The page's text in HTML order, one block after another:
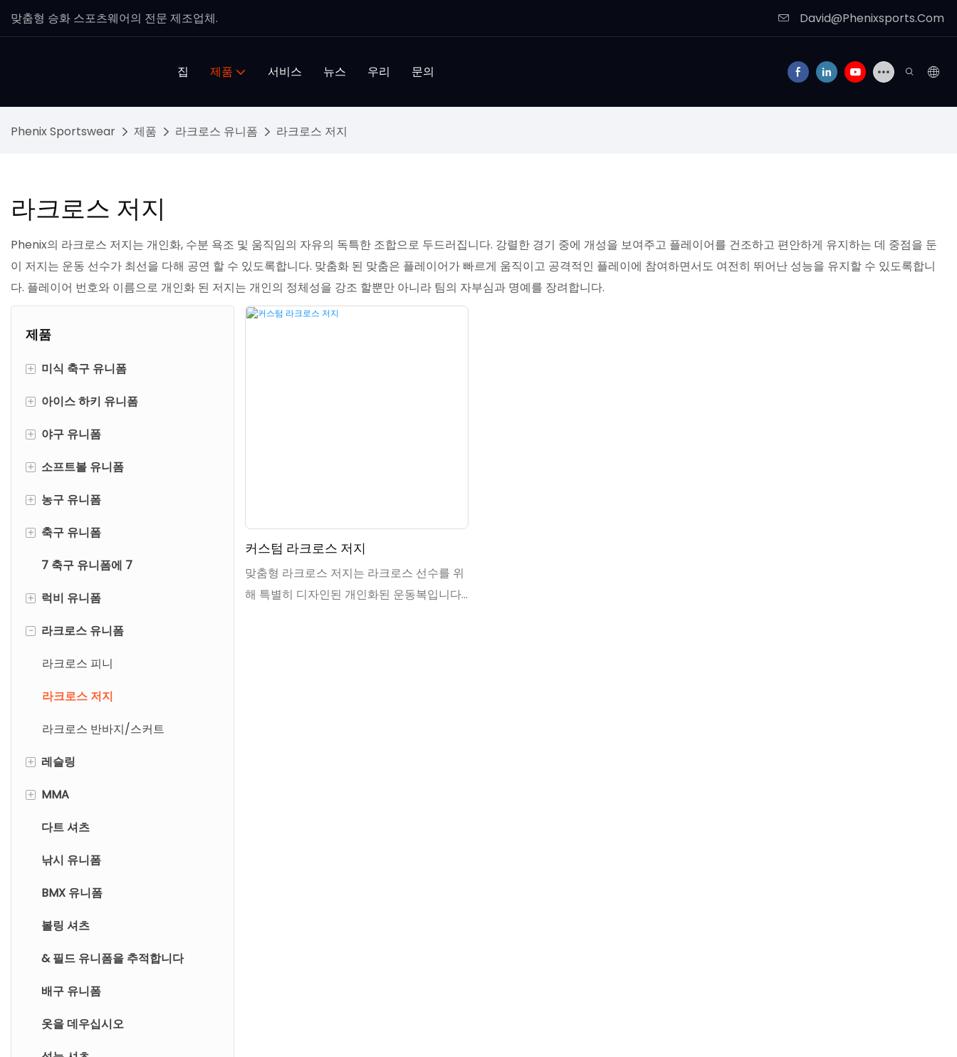
맞춤형 승화 스포츠웨어의 전문 제조업체. David@Phenixsports.Com
집 제품 서비스 뉴스 우리 문의
Phenix Sportswear 제품 라크로스 유니폼 라크로스 저지
라크로스 저지
Phenix의 라크로스 저지는 개인화, 수분 욕조 및 움직임의 자유의 독특한 조합으로 두드러집니다. 강렬한 경기 중에 개성을 보여주고 플레이어를 건조하고 편안하게 유지하는 데 중점을 둔
이 저지는 운동 선수가 최선을 다해 공연 할 수 있도록합니다. 맞춤화 된 맞춤은 플레이어가 빠르게 움직이고 공격적인 플레이에 참여하면서도 여전히 뛰어난 성능을 유지할 수 있도록합니
다. 플레이어 번호와 이름으로 개인화 된 저지는 개인의 정체성을 강조 할뿐만 아니라 팀의 자부심과 명예를 장려합니다.
제품
+ 미식 축구 유니폼
미식 축구 유니폼
미식 축구 바지
메쉬 미식 축구 유니폼
+ 아이스 하키 유니폼
아이스 하키 유니폼
가역적 인 아이스 하키 유니폼
아이스 하키 바지 껍질
아이스 하키 양말
+ 야구 유니폼
야구 유니폼
야구 바지/팬티
+ 소프트볼 유니폼
소프트볼 유니폼
소프트볼 바지/팬티
+ 농구 유니폼
농구 유니폼
농구 반바지
농구 촬영 셔츠
+ 축구 유니폼
축구 유니폼
축구 반바지
7 축구 유니폼에 7
+ 럭비 유니폼
럭비 저지
럭비 반바지
-
라크로스 유니폼
라크로스 피니
라크로스 저지
라크로스 반바지/스커트
+ 레슬링
레슬링 싱글 렛
레슬링 반바지
+ MMA
MMA 라슈 가드
MMA 반바지
다트 셔츠
낚시 유니폼
BMX 유니폼
볼링 셔츠
& 필드 유니폼을 추적합니다
배구 유니폼
옷을 데우십시오
커스텀 라크로스 저지
맞춤형 라크로스 저지는 라크로스 선수를 위
해 특별히 디자인된 개인화된 운동복입니다.